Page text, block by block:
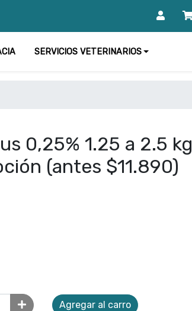
SERVICIOS VETERINARIOS
0,25% 1.25 a 2.5 kg
(antes $11.890)
Agregar al carro